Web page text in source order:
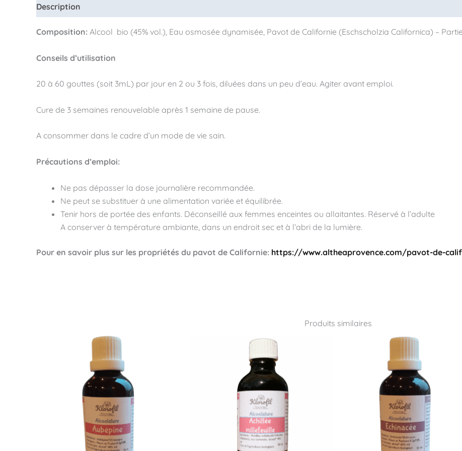
Description
Composition: Alcool bio (45% vol.), Eau osmosée dynamisée, Pavot de Californie (Eschscholzia Californica) –
Conseils d’utilisation
20 à 60 gouttes (soit 3mL) par jour en 2 ou 3 fois, diluées dans un peu d’eau. Agiter avant emploi.
Cure de 3 semaines renouvelable après 1 semaine de pause.
A consommer dans le cadre d’un mode de vie sain.
Précautions d’emploi:
Ne pas dépasser la dose journalière recommandée.
Ne peut se substituer à une alimentation variée et équilibrée.
Tenir hors de portée des enfants. Déconseillé aux femmes enceintes ou allaitantes. Réservé à l’adulte
A conserver à température ambiante, dans un endroit sec et à l’abri de la lumière.
Pour en savoir plus sur les propriétés du pavot de Californie: https://www.altheaprovence.com/pavot-de-
Produits similaires